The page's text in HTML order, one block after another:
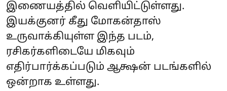
இணையத்தில் வெளியிட்டுள்ளது.
இயக்குனர் கீது மோகன்தாஸ்
உருவாக்கியுள்ள இந்த படம்,
ரசிகர்களிடையே மிகவும்
எதிர்பார்க்கப்படும் ஆக்ஷன் படங்களில்
ஒன்றாக உள்ளது.